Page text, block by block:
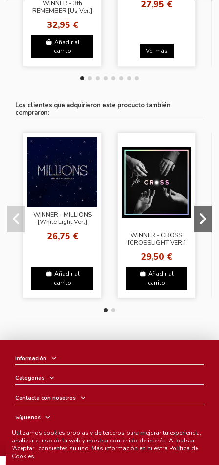
WINNER - 3th
REMEMBER [Us Ver.]
32,95 €
Añadir al
carrito
27,95 €
Ver más
Los clientes que adquirieron este producto también
compraron:
WINNER - MILLIONS
[White Light Ver.]
26,75 €
Añadir al
carrito
WINNER - CROSS
[CROSSLIGHT VER.]
29,50 €
Añadir al
carrito
Información
Categorias
Contacta con nosotros
Síguenos
Boletín
Utilizamos cookies propias y de terceros para mejorar tu experiencia,
analizar el uso de la web y mostrar contenido de interés. Al pulsar
‘Aceptar’, consientes su uso. Más información en nuestra Política de
Cookies